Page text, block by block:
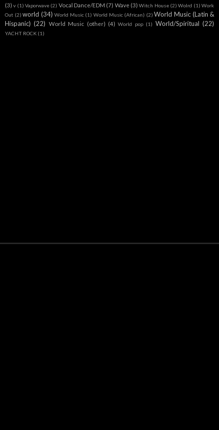
(3) v (1) Vaporwave (2) Vocal Dance/EDM (7) Wave (3) Witch House (2) Wolrd (1) Work
Out (2) world (34) World Music (1) World Music (African) (2) World Music (Latin &
Hispanic) (22) World Music (other) (4) World pop (1) World/Spiritual (22)
YACHT ROCK (1)